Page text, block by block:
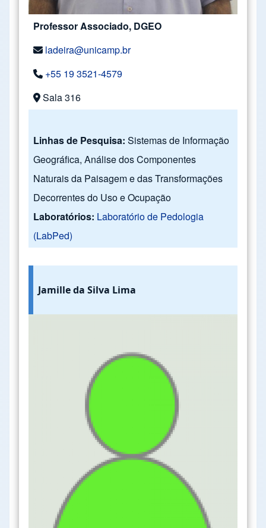
Professor Associado, DGEO
ladeira@unicamp.br
+55 19 3521-4579
Sala 316
Linhas de Pesquisa: Sistemas de Informação
Geográfica, Análise dos Componentes
Naturais da Paisagem e das Transformações
Decorrentes do Uso e Ocupação
Laboratórios: Laboratório de Pedologia
(LabPed)
Jamille da Silva Lima